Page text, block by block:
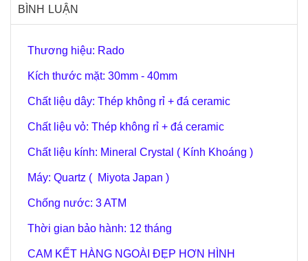
BÌNH LUẬN
Thương hiệu: Rado
Kích thước mặt: 30mm - 40mm
Chất liệu dây: Thép không rỉ + đá ceramic
Chất liệu vỏ: Thép không rỉ + đá ceramic
Chất liệu kính: Mineral Crystal ( Kính Khoáng )
Máy: Quartz ( Miyota Japan )
Chống nước: 3 ATM
Thời gian bảo hành: 12 tháng
CAM KẾT HÀNG NGOÀI ĐẸP HƠN HÌNH